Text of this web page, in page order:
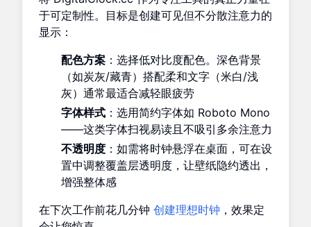
于可定制性。目标是创建可见但不分散注意力的
显示：
配色方案 ：选择低对比度配色。深色背景
（如炭灰/藏青）搭配柔和文字（米白/浅
灰）通常最适合减轻眼疲劳
字体样式 ：选用简约字体如 Roboto Mono
——这类字体扫视易读且不吸引多余注意力
不透明度 ：如需将时钟悬浮在桌面，可在设
置中调整覆盖层透明度，让壁纸隐约透出，
增强整体感
在下次工作前花几分钟 创建理想时钟 ，效果定